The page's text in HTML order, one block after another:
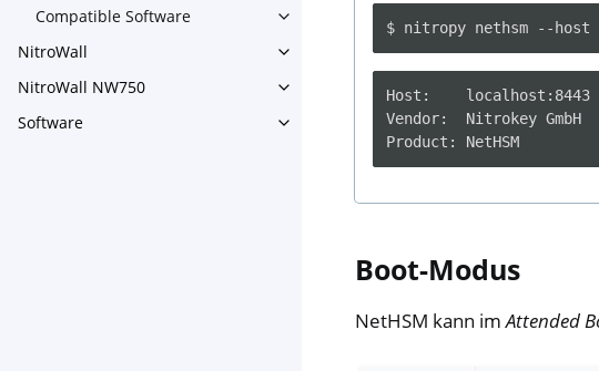
Compatible Software
Toggle navigation of Compatible Software
NitroWall
Toggle navigation of NitroWall
NitroWall NW750
Toggle navigation of NitroWall NW750
Software
Toggle navigation of Software
$ nitropy nethsm --host
Host:    localhost:8443
Vendor:  Nitrokey GmbH
Boot-Modus
NetHSM kann imAttended